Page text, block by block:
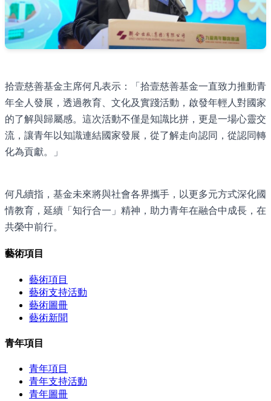
拾壹慈善基金主席何凡表示：「拾壹慈善基金一直致力推動青
年全人發展，透過教育、文化及實踐活動，啟發年輕人對國家
的了解與歸屬感。這次活動不僅是知識比拼，更是一場心靈交
流，讓青年以知識連結國家發展，從了解走向認同，從認同轉
化為貢獻。」
何凡續指，基金未來將與社會各界攜手，以更多元方式深化國
情教育，延續「知行合一」精神，助力青年在融合中成長，在
共榮中前行。
藝術項目
藝術項目
藝術支持活動
藝術圖冊
藝術新聞
青年項目
青年項目
青年支持活動
青年圖冊